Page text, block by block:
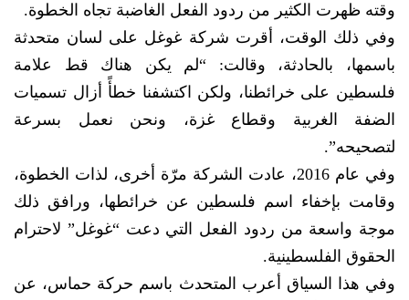
وقته ظهرت الكثير من ردود الفعل الغاضبة تجاه الخطوة.
وفي ذلك الوقت، أقرت شركة غوغل على لسان متحدثة
باسمها، بالحادثة، وقالت: “لم يكن هناك قط علامة
فلسطين على خرائطنا، ولكن اكتشفنا خطأً أزال تسميات
الضفة الغربية وقطاع غزة، ونحن نعمل بسرعة
لتصحيحه”.
وفي عام 2016، عادت الشركة مرّة أخرى، لذات الخطوة،
وقامت بإخفاء اسم فلسطين عن خرائطها، ورافق ذلك
موجة واسعة من ردود الفعل التي دعت “غوغل” لاحترام
الحقوق الفلسطينية.
وفي هذا السياق أعرب المتحدث باسم حركة حماس، عن